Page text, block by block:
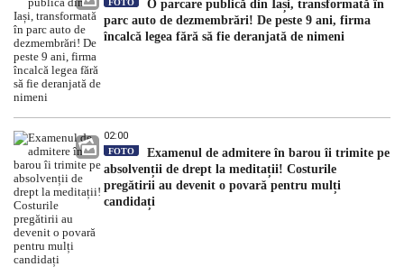
FOTO
O parcare publică din Iași, transformată în
parc auto de dezmembrări! De peste 9 ani, firma
încalcă legea fără să fie deranjată de nimeni
02:00
FOTO
Examenul de admitere în barou îi trimite pe
absolvenții de drept la meditații! Costurile
pregătirii au devenit o povară pentru mulți
candidați